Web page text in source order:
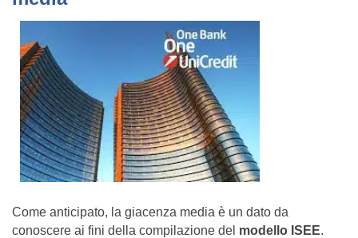
Come anticipato, la giacenza media è un dato da
conoscere ai fini della compilazione del modello ISEE.